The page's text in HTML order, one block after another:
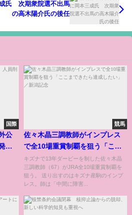
氏 次期衆院選不出馬
の高木陽介氏の後任
国際
公
を
競馬
佐々木晶三調教師がインプレス
で全10場重賞制覇を狙う「ここ
まできたら達成したい」／新潟
記念
キズナで13年ダービーを制した佐々木晶
三調教師（67）がJRA全10場重賞制覇を
狙う。 送り出すのはキズナ産駒のインプ
レス。師は「中間に障害...